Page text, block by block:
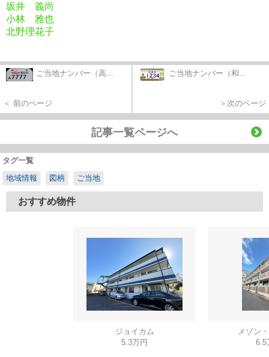
坂井 義尚
小林 雅也
北野理花子
ご当地ナンバー（高...
＜ 前のページ
ご当地ナンバー（和...
＞次のページ
記事一覧ページへ
タグ一覧
地域情報
図柄 ご当地
おすすめ物件
ジョイカム
5.3万円
メゾン
6.5